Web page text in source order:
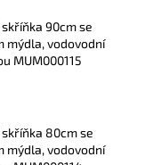
skříňka 90cm se
mýdla, vodovodní
MUM000115
skříňka 80cm se
mýdla, vodovodní